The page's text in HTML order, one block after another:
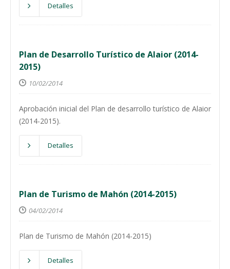
Detalles
Plan de Desarrollo Turístico de Alaior (2014-
2015)
10/02/2014
Aprobación inicial del Plan de desarrollo turístico de Alaior
(2014-2015).
Detalles
Plan de Turismo de Mahón (2014-2015)
04/02/2014
Plan de Turismo de Mahón (2014-2015)
Detalles